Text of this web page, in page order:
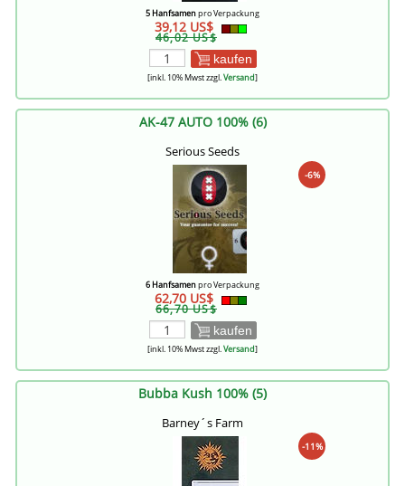
5 Hanfsamenpro Verpackung
39,12 US$
46,02 US$
kaufen
[inkl. 10% Mwst zzgl.Versand]
AK-47 AUTO 100% (6)
Serious Seeds
-6%
6 Hanfsamenpro Verpackung
62,70 US$
66,70 US$
kaufen
[inkl. 10% Mwst zzgl.Versand]
Bubba Kush 100% (5)
Barney´s Farm
-11%